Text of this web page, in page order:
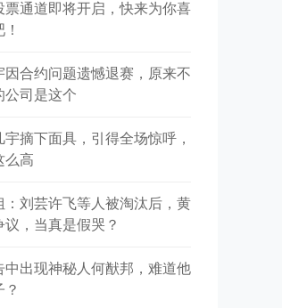
票通道即将开启，快来为你喜
因合约问题遗憾退赛，原来不
公司是这个
宇摘下面具，引得全场惊呼，
么高
：刘芸许飞等人被淘汰后，黄
，当真是假哭？
中出现神秘人何猷邦，难道他